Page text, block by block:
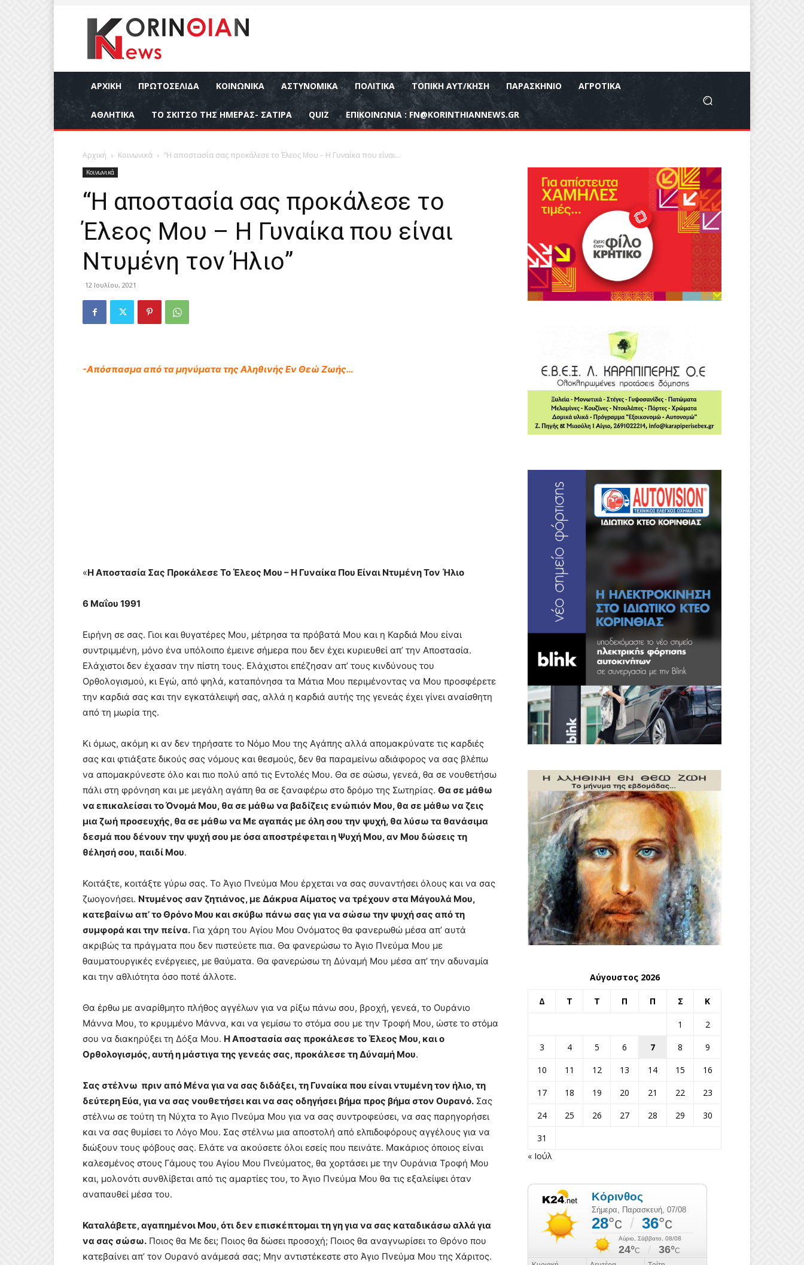
ΑΡΧΙΚΉ ΠΡΩΤΟΣΕΛΙΔΑ ΚΟΙΝΩΝΙΚΆ ΑΣΤΥΝΟΜΙΚΆ ΠΟΛΙΤΙΚΆ ΤΟΠΙΚΉ ΑΥΤ/ΚΗΣΗ ΠΑΡΑΣΚΉΝΙΟ ΑΓΡΟΤΙΚΆ
ΑΘΛΗΤΙΚΆ ΤΟ ΣΚΙΤΣΟ ΤΗΣ ΗΜΕΡΑΣ- ΣΑΤΙΡΑ QUIZ ΕΠΙΚΟΙΝΩΝΊΑ : FN@KORINTHIANNEWS.GR
Αρχική Κοινωνικά “Η αποστασία σας προκάλεσε το Έλεος Μου – Η Γυναίκα που είναι...
Κοινωνικά
“Η αποστασία σας προκάλεσε το
Έλεος Μου – Η Γυναίκα που είναι
Ντυμένη τον Ήλιο”
12 Ιουλίου, 2021
-Απόσπασμα από τα μηνύματα της Αληθινής Εν Θεώ Ζωής…
«Η Αποστασία Σας Προκάλεσε Το Έλεος Μου – Η Γυναίκα Που Είναι Ντυμένη Τον Ήλιο
6 Μαΐου 1991
Ειρήνη σε σας. Γιοι και θυγατέρες Μου, μέτρησα τα πρόβατά Μου και η Καρδιά Μου είναι
συντριμμένη, μόνο ένα υπόλοιπο έμεινε σήμερα που δεν έχει κυριευθεί απ’ την Αποστασία.
Ελάχιστοι δεν έχασαν την πίστη τους. Ελάχιστοι επέζησαν απ’ τους κινδύνους του
Ορθολογισμού, κι Εγώ, από ψηλά, καταπόνησα τα Μάτια Μου περιμένοντας να Μου προσφέρετε
την καρδιά σας και την εγκατάλειψή σας, αλλά η καρδιά αυτής της γενεάς έχει γίνει αναίσθητη
από τη μωρία της.
Κι όμως, ακόμη κι αν δεν τηρήσατε το Νόμο Μου της Αγάπης αλλά απομακρύνατε τις καρδιές
σας και φτιάξατε δικούς σας νόμους και θεσμούς, δεν θα παραμείνω αδιάφορος να σας βλέπω
να απομακρύνεστε όλο και πιο πολύ από τις Εντολές Μου. Θα σε σώσω, γενεά, θα σε νουθετήσω
πάλι στη φρόνηση και με μεγάλη αγάπη θα σε ξαναφέρω στο δρόμο της Σωτηρίας. Θα σε μάθω
να επικαλείσαι το Όνομά Μου, θα σε μάθω να βαδίζεις ενώπιόν Μου, θα σε μάθω να ζεις
μια ζωή προσευχής, θα σε μάθω να Με αγαπάς με όλη σου την ψυχή, θα λύσω τα θανάσιμα
δεσμά που δένουν την ψυχή σου με όσα αποστρέφεται η Ψυχή Μου, αν Μου δώσεις τη
θέλησή σου, παιδί Μου.
Κοιτάξτε, κοιτάξτε γύρω σας. Το Άγιο Πνεύμα Μου έρχεται να σας συναντήσει όλους και να σας
ζωογονήσει. Ντυμένος σαν ζητιάνος, με Δάκρυα Αίματος να τρέχουν στα Μάγουλά Μου,
κατεβαίνω απ’ το Θρόνο Μου και σκύβω πάνω σας για να σώσω την ψυχή σας από τη
συμφορά και την πείνα. Για χάρη του Αγίου Μου Ονόματος θα φανερωθώ μέσα απ’ αυτά
ακριβώς τα πράγματα που δεν πιστεύετε πια. Θα φανερώσω το Άγιο Πνεύμα Μου με
θαυματουργικές ενέργειες, με θαύματα. Θα φανερώσω τη Δύναμή Μου μέσα απ’ την αδυναμία
και την αθλιότητα όσο ποτέ άλλοτε.
Θα έρθω με αναρίθμητο πλήθος αγγέλων για να ρίξω πάνω σου, βροχή, γενεά, το Ουράνιο
Μάννα Μου, το κρυμμένο Μάννα, και να γεμίσω το στόμα σου με την Τροφή Μου, ώστε το στόμα
σου να διακηρύξει τη Δόξα Μου. Η Αποστασία σας προκάλεσε το Έλεος Μου, και ο
Ορθολογισμός, αυτή η μάστιγα της γενεάς σας, προκάλεσε τη Δύναμή Μου.
Σας στέλνω πριν από Μένα για να σας διδάξει, τη Γυναίκα που είναι ντυμένη τον ήλιο, τη
δεύτερη Εύα, για να σας νουθετήσει και να σας οδηγήσει βήμα προς βήμα στον Ουρανό. Σας
στέλνω σε τούτη τη Νύχτα το Άγιο Πνεύμα Μου για να σας συντροφεύσει, να σας παρηγορήσει
και να σας θυμίσει το Λόγο Μου. Σας στέλνω μια αποστολή από ελπιδοφόρους αγγέλους για να
διώξουν τους φόβους σας. Ελάτε να ακούσετε όλοι εσείς που πεινάτε. Μακάριος όποιος είναι
καλεσμένος στους Γάμους του Αγίου Μου Πνεύματος, θα χορτάσει με την Ουράνια Τροφή Μου
και, μολονότι συνθλίβεται από τις αμαρτίες του, το Άγιο Πνεύμα Μου θα τις εξαλείψει όταν
αναπαυθεί μέσα του.
Καταλάβετε, αγαπημένοι Μου, ότι δεν επισκέπτομαι τη γη για να σας καταδικάσω αλλά για
να σας σώσω. Ποιος θα Με δει; Ποιος θα δώσει προσοχή; Ποιος θα αναγνωρίσει το Θρόνο που
κατεβαίνει απ’ τον Ουρανό ανάμεσά σας; Μην αντιστέκεστε στο Άγιο Πνεύμα Μου της Χάριτος.
Αύγουστος 2026
Δ Τ Τ Π Π Σ Κ
1
2
3
4 5 6 7 8
9
10
11 12 13 14 15
16
17
18 19 20 21 22
23
24
25 26 27 28 29
30
31
« Ιούλ